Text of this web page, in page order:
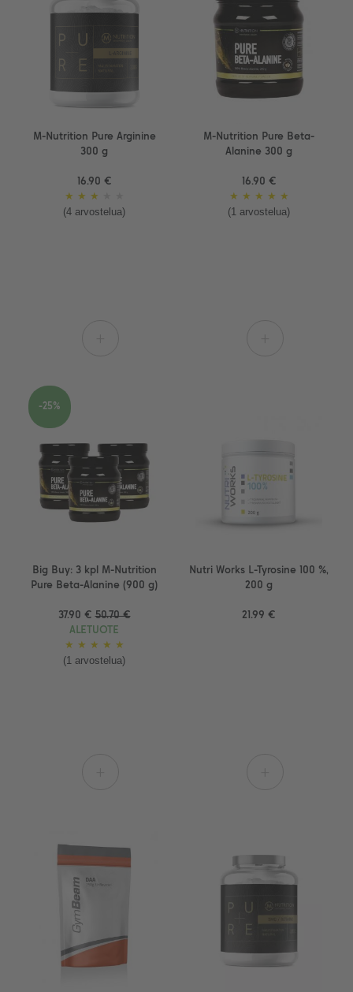
M-Nutrition Pure Arginine
300 g
16.90 €
★ ★ ★
(4 arvostelua)
M-Nutrition Pure Beta-
Alanine 300 g
16.90 €
★ ★ ★ ★ ★
(1 arvostelua)
Big Buy: 3 kpl M-Nutrition
Pure Beta-Alanine (900 g)
37.90 € 50.70 €
ALETUOTE
★ ★ ★ ★ ★
(1 arvostelua)
-25%
Nutri Works L-Tyrosine 100 %,
200 g
21.99 €